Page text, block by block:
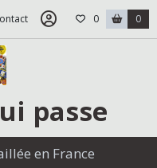
0 0
passe
en France